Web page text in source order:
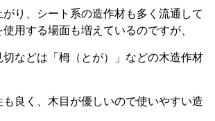
り、シート系の造作材も多く流通して
用する場面も増えているのですが、
などは「栂（とが）」などの木造作材
も良く、木目が優しいので使いやすい造